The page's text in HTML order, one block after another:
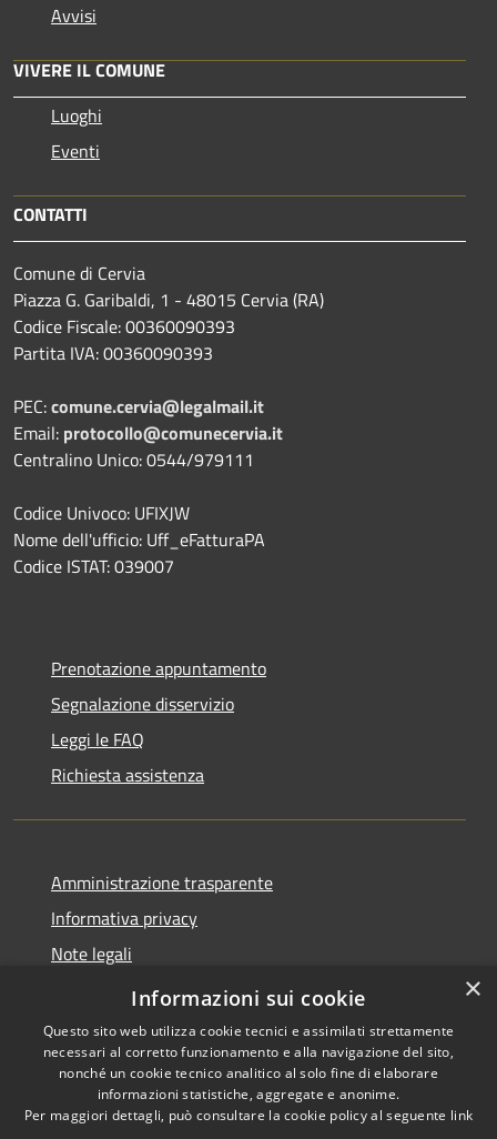
Avvisi
VIVERE IL COMUNE
Luoghi
Eventi
CONTATTI
Comune di Cervia
Piazza G. Garibaldi, 1 - 48015 Cervia (RA)
Codice Fiscale: 00360090393
Partita IVA: 00360090393
PEC:comune.cervia@legalmail.it
Email: protocollo@comunecervia.it
Centralino Unico: 0544/979111
Codice Univoco: UFIXJW
Nome dell'ufficio: Uff_eFatturaPA
Codice ISTAT: 039007
Prenotazione appuntamento
Segnalazione disservizio
Leggi le FAQ
Richiesta assistenza
Amministrazione trasparente
Informativa privacy
Note legali
Dichiarazione di accessibilità
Accessibilità
Copyright © 2026 • Comune di
Cervia • Powered by
×
Informazioni sui cookie
Questo sito web utilizza cookie tecnici e assimilati strettamente
necessari al corretto funzionamento e alla navigazione del sito,
nonché un cookie tecnico analitico al solo fine di elaborare
informazioni statistiche, aggregate e anonime.
Per maggiori dettagli, può consultare la cookie policy al seguente link